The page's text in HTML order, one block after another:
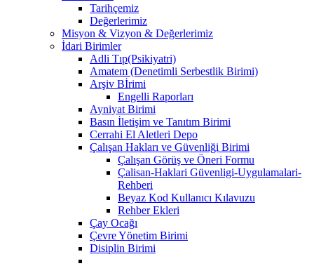
Tarihçemiz
Değerlerimiz
Misyon & Vizyon & Değerlerimiz
İdari Birimler
Adli Tıp(Psikiyatri)
Amatem (Denetimli Serbestlik Birimi)
Arşiv Bİrimi
Engelli Raporları
Ayniyat Birimi
Basın İletişim ve Tanıtım Birimi
Cerrahi El Aletleri Depo
Çalışan Hakları ve Güvenliği Birimi
Çalışan Görüş ve Öneri Formu
Çalisan-Haklari Güvenligi-Uygulamalari-
Rehberi
Beyaz Kod Kullanıcı Kılavuzu
Rehber Ekleri
Çay Ocağı
Çevre Yönetim Birimi
Disiplin Birimi